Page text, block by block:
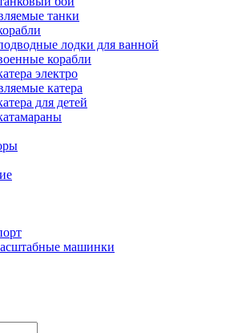
танки
лодки для ванной
корабли
электро
катера
для детей
машинки